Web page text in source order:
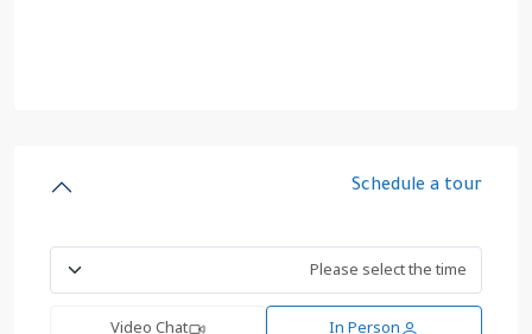
Schedule a tour